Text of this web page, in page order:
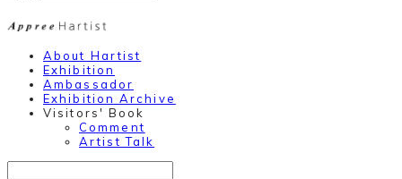
About Hartist
Exhibition
Ambassador
Exhibition Archive
Visitors' Book
Comment
Artist Talk